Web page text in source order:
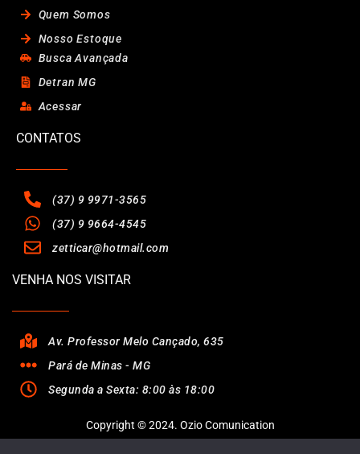
Quem Somos
Nosso Estoque
Busca Avançada
Detran MG
Acessar
CONTATOS
(37) 9 9971-3565
(37) 9 9664-4545
zetticar@hotmail.com
VENHA NOS VISITAR
Av. Professor Melo Cançado, 635
Pará de Minas - MG
Segunda a Sexta: 8:00 às 18:00
Copyright © 2024. Ozio Comunication